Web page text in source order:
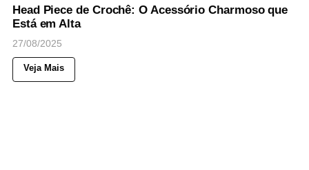
Head Piece de Crochê: O Acessório Charmoso que
Está em Alta
27/08/2025
Veja Mais